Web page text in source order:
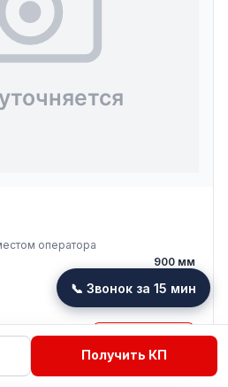
Получить КП
оператора
900 мм
240 / 260 л
Подробнее
📞 Звонок за 15 мин